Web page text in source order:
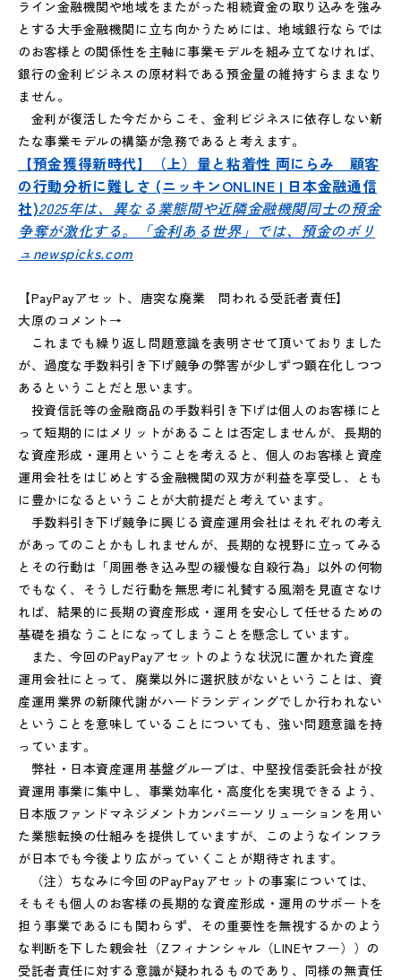
ライン金融機関や地域をまたがった相続資金の取り込みを強み
とする大手金融機関に立ち向かうためには、地域銀行ならでは
のお客様との関係性を主軸に事業モデルを組み立てなければ、
銀行の金利ビジネスの原材料である預金量の維持すらままなり
ません。
金利が復活した今だからこそ、金利ビジネスに依存しない新
たな事業モデルの構築が急務であると考えます。
【預金獲得新時代】（上）量と粘着性 両にらみ 顧客
の行動分析に難しさ (ニッキンONLINE | 日本金融通信
社)2025年は、異なる業態間や近隣金融機関同士の預金
争奪が激化する。「金利ある世界」では、預金のボリ
ュnewspicks.com
【PayPayアセット、唐突な廃業 問われる受託者責任】
大原のコメント→
これまでも繰り返し問題意識を表明させて頂いておりました
が、過度な手数料引き下げ競争の弊害が少しずつ顕在化しつつ
あるということだと思います。
投資信託等の金融商品の手数料引き下げは個人のお客様にと
って短期的にはメリットがあることは否定しませんが、長期的
な資産形成・運用ということを考えると、個人のお客様と資産
運用会社をはじめとする金融機関の双方が利益を享受し、とも
に豊かになるということが大前提だと考えています。
手数料引き下げ競争に興じる資産運用会社はそれぞれの考え
があってのことかもしれませんが、長期的な視野に立ってみる
とその行動は「周囲巻き込み型の緩慢な自殺行為」以外の何物
でもなく、そうしだ行動を無思考に礼賛する風潮を見直さなけ
れば、結果的に長期の資産形成・運用を安心して任せるための
基礎を損なうことになってしまうことを懸念しています。
また、今回のPayPayアセットのような状況に置かれた資産
運用会社にとって、廃業以外に選択肢がないということは、資
産運用業界の新陳代謝がハードランディングでしか行われない
ということを意味していることについても、強い問題意識を持
っています。
弊社・日本資産運用基盤グループは、中堅投信委託会社が投
資運用事業に集中し、事業効率化・高度化を実現できるよう、
日本版ファンドマネジメントカンパニーソリューションを用い
た業態転換の仕組みを提供していますが、このようなインフラ
が日本でも今後より広がっていくことが期待されます。
（注）ちなみに今回のPayPayアセットの事案については、
そもそも個人のお客様の長期的な資産形成・運用のサポートを
担う事業であるにも関わらず、その重要性を無視するかのよう
な判断を下した親会社（Zフィナンシャル（LINEヤフー））の
受託者責任に対する意識が疑われるものであり、同様の無責任